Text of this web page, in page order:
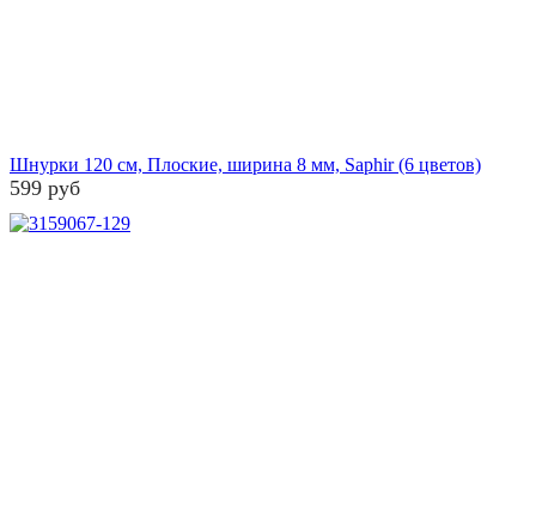
Шнурки 120 см, Плоские, ширина 8 мм, Saphir (6 цветов)
599 руб